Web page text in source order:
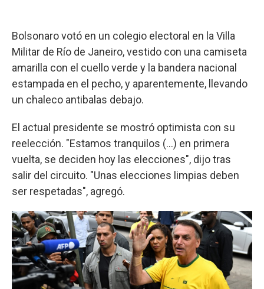
Bolsonaro votó en un colegio electoral en la Villa
Militar de Río de Janeiro, vestido con una camiseta
amarilla con el cuello verde y la bandera nacional
estampada en el pecho, y aparentemente, llevando
un chaleco antibalas debajo.
El actual presidente se mostró optimista con su
reelección. "Estamos tranquilos (...) en primera
vuelta, se deciden hoy las elecciones", dijo tras
salir del circuito. "Unas elecciones limpias deben
ser respetadas", agregó.